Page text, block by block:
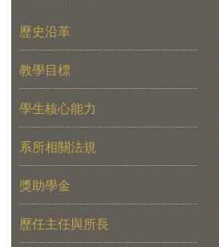
歷史沿革
教學目標
學生核心能力
系所相關法規
獎助學金
歷任主任與所長